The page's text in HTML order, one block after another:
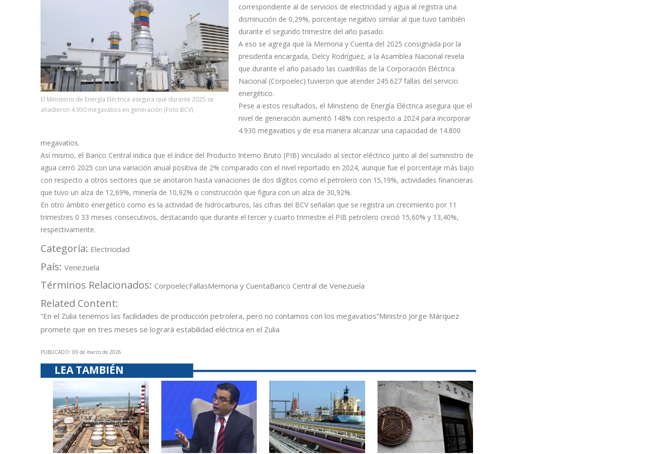
El Ministerio de Energía Eléctrica asegura que durante 2025 se
añadieron 4.930 megavatios en generación (Foto BCV)
correspondiente al de servicios de electricidad y agua al registra una
disminución de 0,29%, porcentaje negativo similar al que tuvo también
durante el segundo trimestre del año pasado.
A eso se agrega que la Memoria y Cuenta del 2025 consignada por la
presidenta encargada, Delcy Rodríguez, a la Asamblea Nacional revela
que durante el año pasado las cuadrillas de la Corporación Eléctrica
Nacional (Corpoelec) tuvieron que atender 245.627 fallas del servicio
energético.
Pese a estos resultados, el Ministerio de Energía Eléctrica asegura que el
nivel de generación aumentó 148% con respecto a 2024 para incorporar
4.930 megavatios y de esa manera alcanzar una capacidad de 14.800
megavatios.
Así mismo, el Banco Central indica que el índice del Producto Interno Bruto (PIB) vinculado al sector eléctrico junto al del suministro de
agua cerró 2025 con una variación anual positiva de 2% comparado con el nivel reportado en 2024, aunque fue el porcentaje más bajo
con respecto a otros sectores que se anotaron hasta variaciones de dos dígitos como el petrolero con 15,19%, actividades financieras
que tuvo un alza de 12,69%, minería de 10,92% o construcción que figura con un alza de 30,92%.
En otro ámbito energético como es la actividad de hidrocarburos, las cifras del BCV señalan que se registra un crecimiento por 11
trimestres 0 33 meses consecutivos, destacando que durante el tercer y cuarto trimestre el PIB petrolero creció 15,60% y 13,40%,
respectivamente.
Categoría: Electricidad
País: Venezuela
Términos Relacionados: CorpoelecFallasMemoria y CuentaBanco Central de Venezuela
Related Content:
“En el Zulia tenemos las facilidades de producción petrolera, pero no contamos con los megavatios”Ministro Jorge Márquez
promete que en tres meses se logrará estabilidad eléctrica en el Zulia
PUBLICADO: 09 de marzo de 2026
LEA TAMBIÉN